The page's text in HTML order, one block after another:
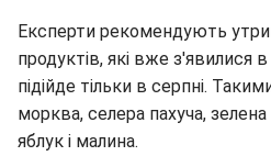
Експерти рекомендують
продуктів, які вже з'явилися
підійде тільки в серпні.
морква, селера пахуча,
яблук і малина.